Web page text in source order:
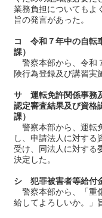
業務負担についてもよ
旨の発言があった。
コ 令和７年中の自転
課）
警察本部から、令和
険行為登録及び講習実
サ 運転免許関係事務
認定審査結果及び資格
課）
警察本部から、運転
し、申請法人に対する
受け、同法人に対する
決定した。
シ 犯罪被害者等給付
警察本部から、「重
給してよろしいか。」